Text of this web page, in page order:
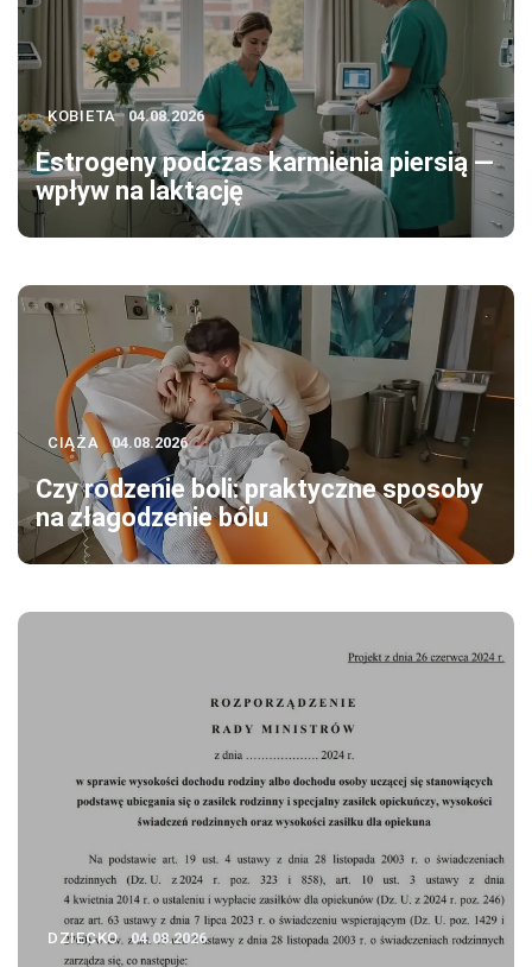
KOBIETA 04.08.2026
Estrogeny podczas karmienia piersią —
wpływ na laktację
CIĄŻA 04.08.2026
Czy rodzenie boli: praktyczne sposoby
na złagodzenie bólu
DZIECKO 04.08.2026